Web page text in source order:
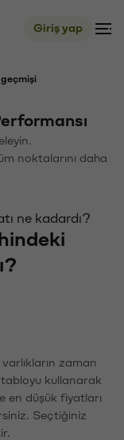
Giriş yap
noktalarını daha
ne kadardı?
zaman
tabloyu kullanarak
en düşük fiyatları
Seçtiğiniz